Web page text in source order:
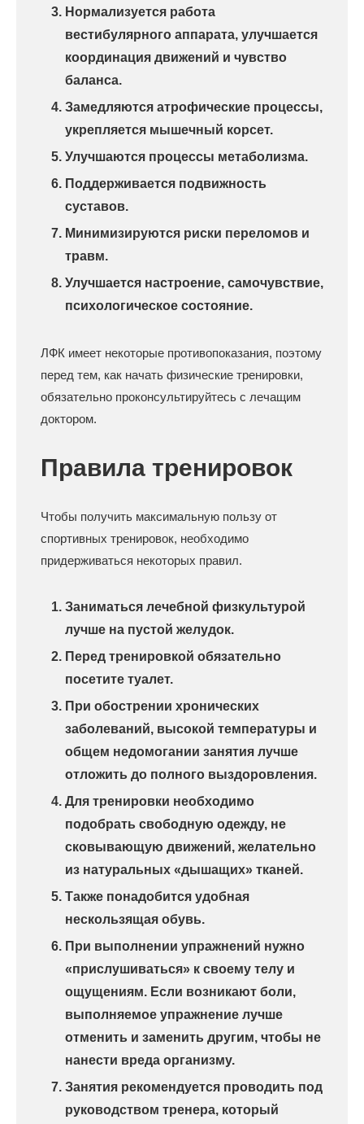
Нормализуется работа
вестибулярного аппарата, улучшается
координация движений и чувство
баланса.
Замедляются атрофические процессы,
укрепляется мышечный корсет.
Улучшаются процессы метаболизма.
Поддерживается подвижность
суставов.
Минимизируются риски переломов и
травм.
Улучшается настроение, самочувствие,
психологическое состояние.
ЛФК имеет некоторые противопоказания, поэтому
перед тем, как начать физические тренировки,
обязательно проконсультируйтесь с лечащим
доктором.
Правила тренировок
Чтобы получить максимальную пользу от
спортивных тренировок, необходимо
придерживаться некоторых правил.
Заниматься лечебной физкультурой
лучше на пустой желудок.
Перед тренировкой обязательно
посетите туалет.
При обострении хронических
заболеваний, высокой температуры и
общем недомогании занятия лучше
отложить до полного выздоровления.
Для тренировки необходимо
подобрать свободную одежду, не
сковывающую движений, желательно
из натуральных «дышащих» тканей.
Также понадобится удобная
нескользящая обувь.
При выполнении упражнений нужно
«прислушиваться» к своему телу и
ощущениям. Если возникают боли,
выполняемое упражнение лучше
отменить и заменить другим, чтобы не
нанести вреда организму.
Занятия рекомендуется проводить под
руководством тренера, который